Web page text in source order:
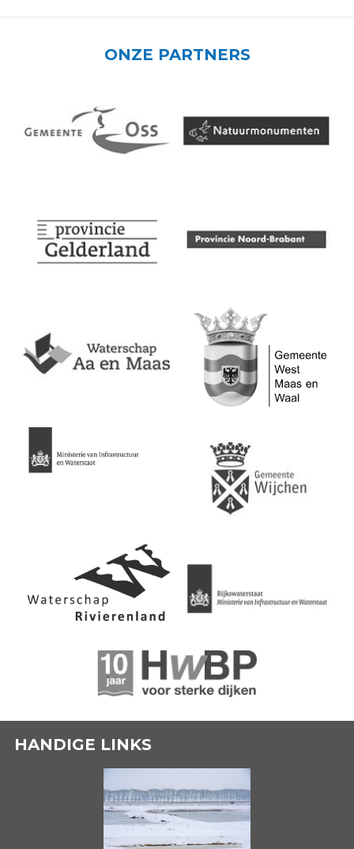
ONZE PARTNERS
HANDIGE LINKS